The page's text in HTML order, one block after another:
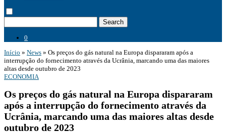
Search
0
Início » News » Os preços do gás natural na Europa dispararam após a
interrupção do fornecimento através da Ucrânia, marcando uma das maiores
altas desde outubro de 2023
ECONOMIA
Os preços do gás natural na Europa dispararam
após a interrupção do fornecimento através da
Ucrânia, marcando uma das maiores altas desde
outubro de 2023